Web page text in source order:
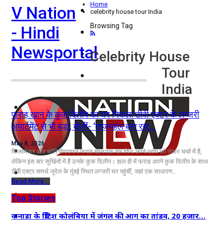
V Nation
- Hindi
Newsportal
विदेश
राज्य
उत्तर प्रदेश
नोएडा
दिल्ली/NCR
राजनीति
कारोबार
खेल
मनोरंजन
शिक्षा
Home
celebrity house tour India
Browsing Tag
Celebrity House
Tour
India
फराह खान के कुक दिलीप का घर निकला टीवी एक्टर के लग्जरी
अपार्टमेंट से भी बड़ा, बोलीं- ‘ताजमहल बना रहा…
May 8, 2026
फिल्ममेकर और कोरियोग्राफर फराह खान एक बार फिर अपने व्लॉग को लेकर चर्चा में हैं,
लेकिन इस बार सुर्खियों में हैं उनके कुक दिलीप। हाल ही में फराह अपने कुक दिलीप के साथ
टीवी एक्टर समर्थ जुरेल के मुंबई स्थित लग्जरी घर पहुंचीं, जहां एक साधारण…
Read More...
Top Stories
कनाडा के ब्रिटिश कोलंबिया में जंगल की आग का तांडव, 20 हजार…